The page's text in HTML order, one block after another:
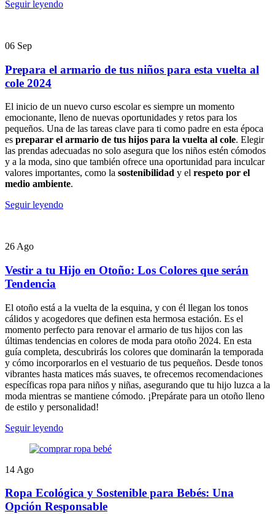
Seguir leyendo
06 Sep
Prepara el armario de tus niños para esta vuelta al
cole 2024
El inicio de un nuevo curso escolar es siempre un momento
emocionante, lleno de nuevas oportunidades y retos para los
pequeños. Una de las tareas clave para ti como padre en esta época
es preparar el armario de tus hijos para la vuelta al cole. Elegir
las prendas adecuadas no solo asegura que los niños estén cómodos
y a la moda, sino que también ofrece una oportunidad para inculcar
valores importantes, como la sostenibilidad y el respeto por el
medio ambiente.
Seguir leyendo
26 Ago
Vestir a tu Hijo en Otoño: Los Colores que serán
Tendencia
El otoño está a la vuelta de la esquina, y con él llegan los tonos
cálidos y acogedores que definen esta hermosa estación. Es el
momento perfecto para renovar el armario de tus hijos con las
últimas tendencias en colores de moda para otoño 2024. En esta
guía completa, descubrirás los colores que dominarán la temporada
y cómo incorporarlos en el vestuario de tus pequeños. Desde tonos
vibrantes hasta matices más suaves, te ofrecemos recomendaciones
específicas ropa para niños y niñas, asegurando que tu hijo luzca a la
moda mientras se mantiene cómodo. ¡Prepárate para un otoño lleno
de estilo y personalidad!
Seguir leyendo
14 Ago
Ropa Ecológica y Sostenible para Bebés: Una
Opción Responsable